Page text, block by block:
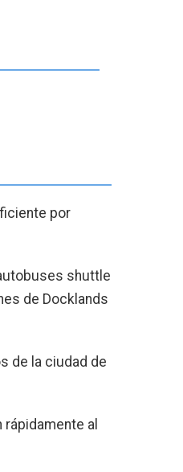
por
shuttle
de Docklands
de la ciudad de
al